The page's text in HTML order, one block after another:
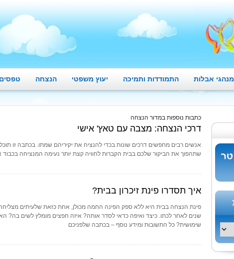
מנהגי אבלות התמודדות ותמיכה יעוץ משפטי הנצחה
כתבות נוספות במדור הנצחה
דרכי הנצחה: מצבה עם טאץ' אישי
אנשים רבים מחפשים דרכים שונות בכדי להנציח את יקיריהם שמתו. בכתבה זו
שתהפוך את הביקור שלכם בבית הקברות לחוויה קצת יותר נעימה המנציחה
איך תסדרו פינת זיכרון בבית?
פינת הנצחה בבית היא ללא ספק הפינה החמה מכולן, אחת כזאת שלעיתים
שנים לאחר לכתו. כיצד ואיפה כדאי לסדר אותה? איזה חפצים מומלץ לשים בה?
שימושית? כל התשובות ומידע נוסף – בכתבה שלפניכם